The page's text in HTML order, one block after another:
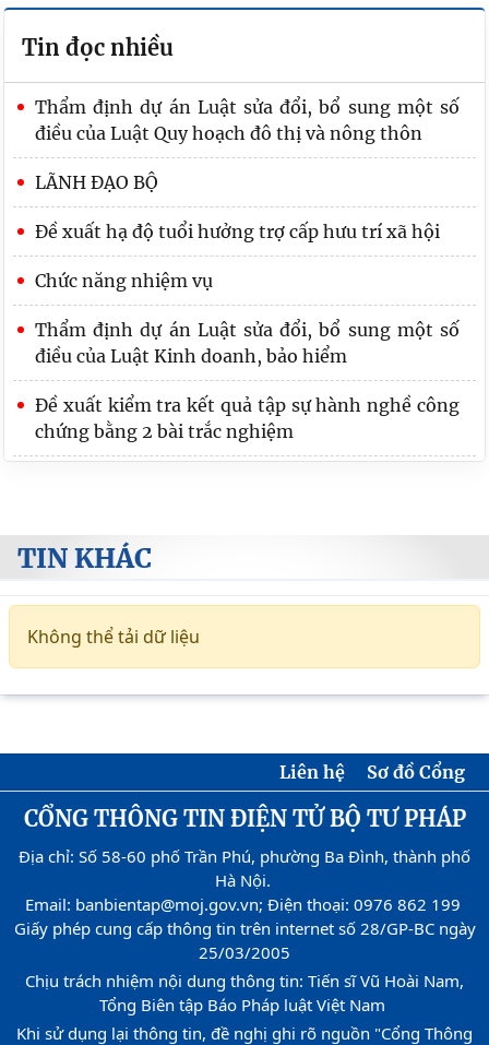
Tin đọc nhiều
Thẩm định dự án Luật sửa đổi, bổ sung một số
điều của Luật Quy hoạch đô thị và nông thôn
LÃNH ĐẠO BỘ
Đề xuất hạ độ tuổi hưởng trợ cấp hưu trí xã hội
Chức năng nhiệm vụ
Thẩm định dự án Luật sửa đổi, bổ sung một số
điều của Luật Kinh doanh, bảo hiểm
Đề xuất kiểm tra kết quả tập sự hành nghề công
chứng bằng 2 bài trắc nghiệm
TIN KHÁC
Không thể tải dữ liệu
Liên hệ Sơ đồ Cổng
CỔNG THÔNG TIN ĐIỆN TỬ BỘ TƯ PHÁP
Địa chỉ: Số 58-60 phố Trần Phú, phường Ba Đình, thành phố
Hà Nội.
Email: banbientap@moj.gov.vn; Điện thoại: 0976 862 199
Giấy phép cung cấp thông tin trên internet số 28/GP-BC ngày
25/03/2005
Chịu trách nhiệm nội dung thông tin: Tiến sĩ Vũ Hoài Nam,
Tổng Biên tập Báo Pháp luật Việt Nam
Khi sử dụng lại thông tin, đề nghị ghi rõ nguồn "Cổng Thông